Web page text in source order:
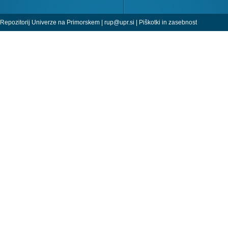
Repozitorij Univerze na Primorskem | rup@upr.si | Piškotki in zasebnost